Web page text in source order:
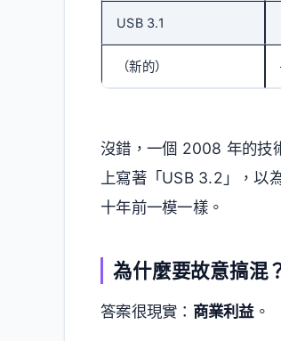
USB 3.1
（新的）
沒錯，一個 2008 年的技
上寫著「USB 3.2」，
十年前一模一樣。
為什麼要故意搞混
答案很現實： 商業利益 。